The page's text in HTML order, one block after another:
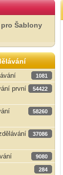
pro Šablony
1081
první
54422
58260
37086
9080
284